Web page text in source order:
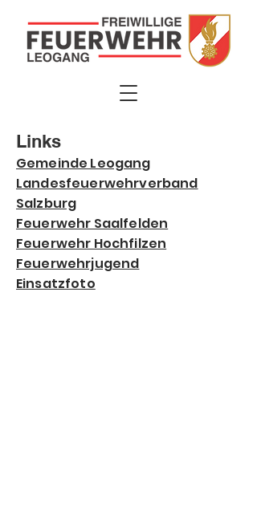
Links
Gemeinde Leogang
Landesfeuerwehrverband
Salzburg
Feuerwehr Saalfelden
Feuerwehr Hochfilzen
Feuerwehrjugend
Einsatzfoto